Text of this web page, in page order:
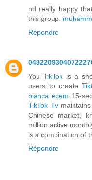
nd really happy
this group.
Répondre
You TikTokis a
users to create
bianca ecem 15-
TikTok Tv
Chinese market,
million active
is a combination of
Répondre